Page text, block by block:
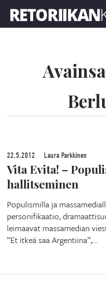
22.5.2012 Laura Parkkinen
Vita Evita! –
hallitseminen
Populismilla ja
personifikaatio,
leimaavat massamedian
”Et itkeä saa Argentiina”,…